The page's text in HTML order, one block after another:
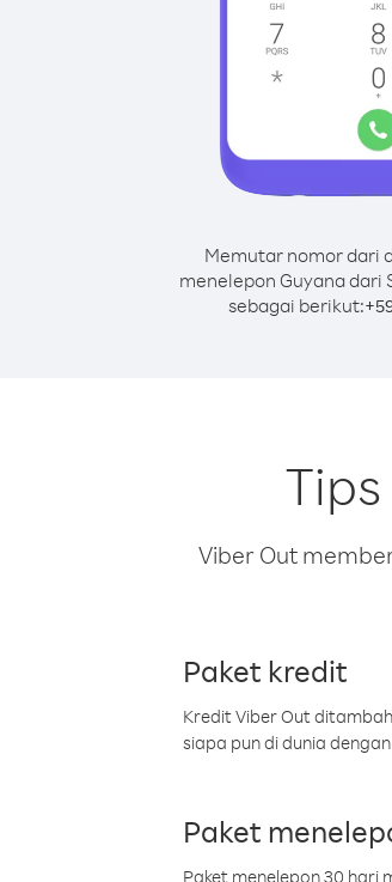
Memutar nomor dari
menelepon Guyana dari
sebagai berikut:+
Viber Out
Paket kredit
Kredit Viber Out
siapa pun di dunia
Paket
Paket menelepon 30 hari